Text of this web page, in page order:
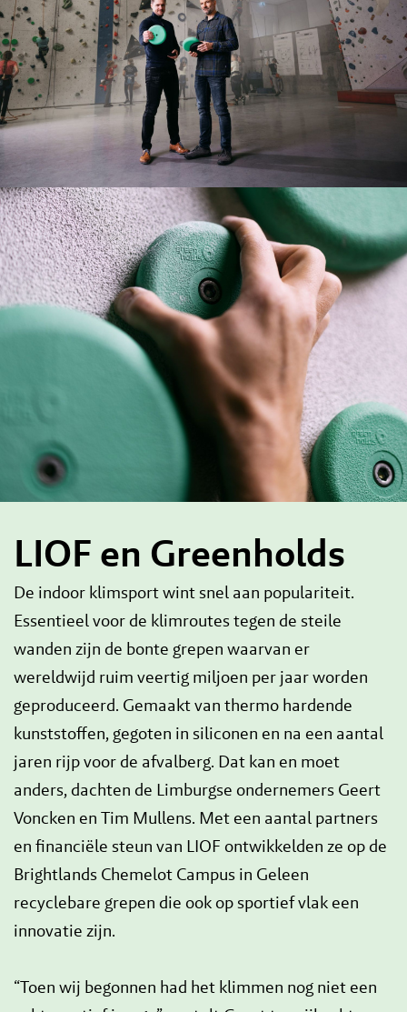
LIOF en Greenholds
De indoor klimsport wint snel aan populariteit.
Essentieel voor de klimroutes tegen de steile
wanden zijn de bonte grepen waarvan er
wereldwijd ruim veertig miljoen per jaar worden
geproduceerd. Gemaakt van thermo hardende
kunststoffen, gegoten in siliconen en na een aantal
jaren rijp voor de afvalberg. Dat kan en moet
anders, dachten de Limburgse ondernemers Geert
Voncken en Tim Mullens. Met een aantal partners
en financiële steun van LIOF ontwikkelden ze op de
Brightlands Chemelot Campus in Geleen
recyclebare grepen die ook op sportief vlak een
innovatie zijn.
“Toen wij begonnen had het klimmen nog niet een